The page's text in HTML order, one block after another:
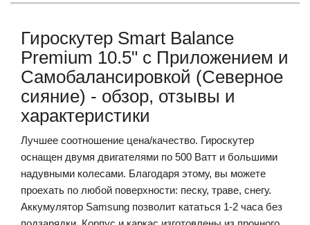
Гироскутер Smart Balance
Premium 10.5" с Приложением и
Самобалансировкой (Северное
сияние) - обзор, отзывы и
характеристики
Лучшее соотношение цена/качество. Гироскутер
оснащен двумя двигателями по 500 Ватт и большими
надувными колесами. Благодаря этому, вы можете
проехать по любой поверхности: песку, траве, снегу.
Аккумулятор Samsung позволит кататься 1-2 часа без